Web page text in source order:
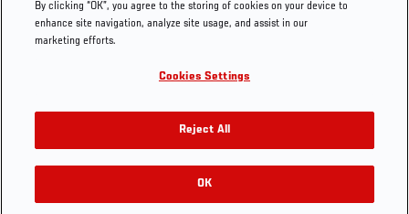
UFC Foundation
UFC Careers
Store
UFC Video
Instagram
YouTube
TikTok
Twitter
Press
By clicking “OK”, you agree to the storing of cookies on your device to
enhance site navigation, analyze site usage, and assist in our
marketing efforts.
Cookies Settings
Reject All
OK